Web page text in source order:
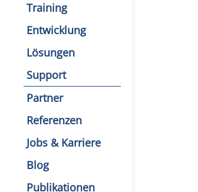
Training
Entwicklung
Lösungen
Support
Partner
Referenzen
Jobs & Karriere
Blog
Publikationen